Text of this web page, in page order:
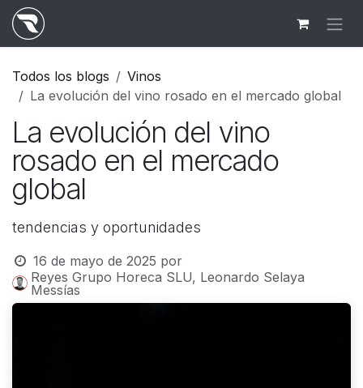
Ir al contenido
Todos los blogs
Vinos
La evolución del vino rosado en el mercado global
La evolución del vino
rosado en el mercado
global
tendencias y oportunidades
16 de mayo de 2025 por
Reyes Grupo Horeca SLU, Leonardo Selaya
Messías